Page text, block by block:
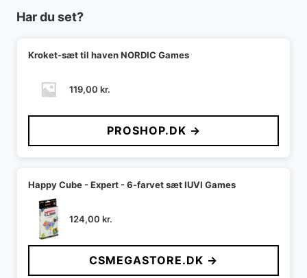
Har du set?
Kroket-sæt til haven NORDIC Games
119,00 kr.
PROSHOP.DK →
Happy Cube - Expert - 6-farvet sæt IUVI Games
124,00 kr.
CSMEGASTORE.DK →